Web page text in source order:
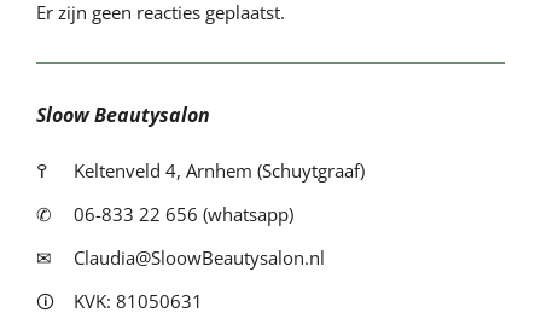
Er zijn geen reacties geplaatst.
Sloow Beautysalon
߉
Keltenveld 4, Arnhem (Schuytgraaf)
✆
06-833 22 656 (whatsapp)
✉
Claudia@SloowBeautysalon.nl
🛈
KVK: 81050631